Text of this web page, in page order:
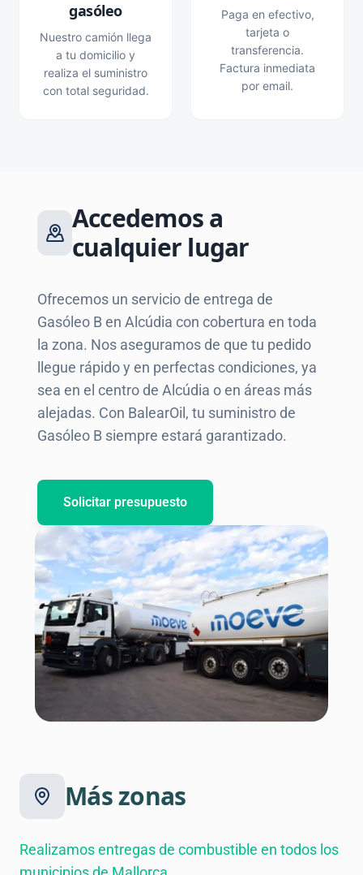
gasóleo
Nuestro camión llega
a tu domicilio y
realiza el suministro
con total seguridad.
Paga en efectivo,
tarjeta o
transferencia.
Factura inmediata
por email.
Accedemos a
cualquier lugar
Ofrecemos un servicio de entrega de
Gasóleo B en Alcúdia con cobertura en toda
la zona. Nos aseguramos de que tu pedido
llegue rápido y en perfectas condiciones, ya
sea en el centro de Alcúdia o en áreas más
alejadas. Con BalearOil, tu suministro de
Gasóleo B siempre estará garantizado.
Solicitar presupuesto
Más zonas
Realizamos entregas de combustible en todos los